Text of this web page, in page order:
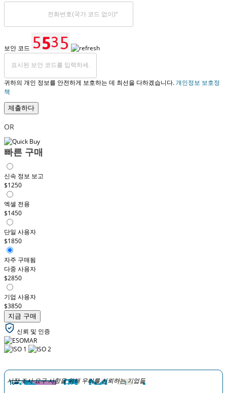
보안 코드
귀하의 개인 정보를 안전하게 보호하는 데 최선을 다하겠습니다.개인정보 보호정
책
제출하다
OR
빠른 구매
신속 정보 보고
$1250
엑셀 전용
$1450
단일 사용자
$1850
자주 구매됨
다중 사용자
$2850
기업 사용자
$3850
지금 구매
신뢰 및 인증
시장 조사 요구 사항을 위해 우리를 신뢰하는 기업들